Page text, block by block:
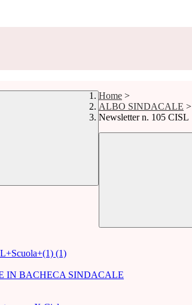
Home >
ALBO SINDACALE >
Newsletter n. 105 CISL
(1)
IN BACHECA SINDACALE